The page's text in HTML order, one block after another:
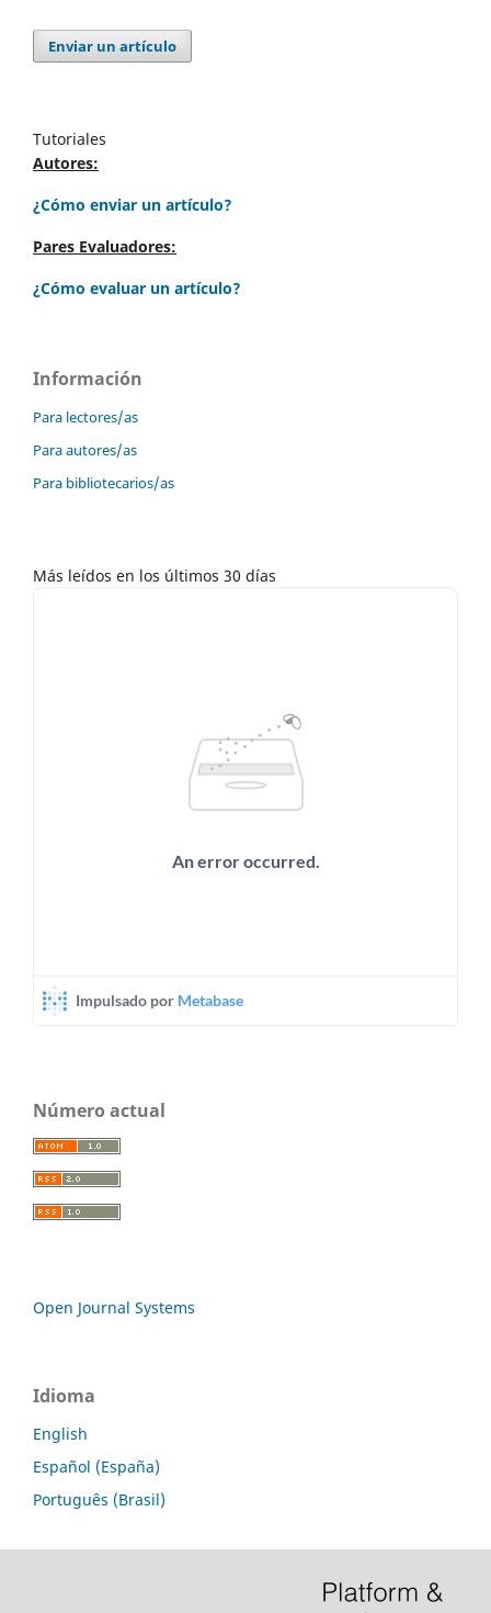
Enviar un artículo
Tutoriales
Autores:
¿Cómo enviar un artículo?
Pares Evaluadores:
¿Cómo evaluar un artículo?
Información
Para lectores/as
Para autores/as
Para bibliotecarios/as
Más leídos en los últimos 30 días
Número actual
Open Journal Systems
Idioma
English
Español (España)
Português (Brasil)